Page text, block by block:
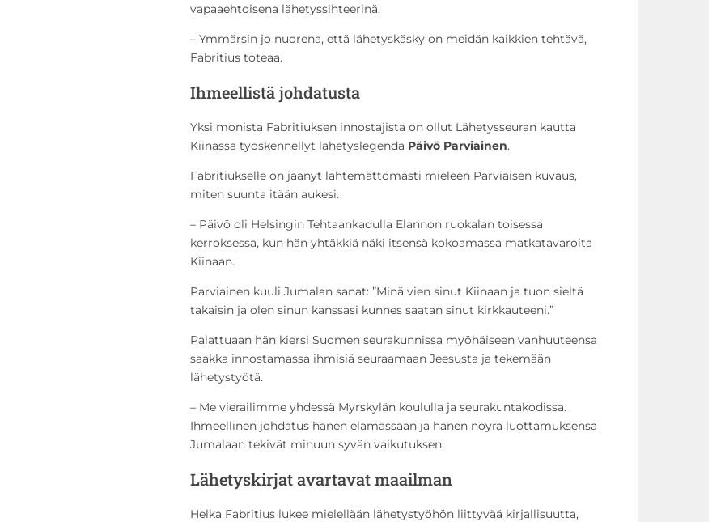
vapaaehtoisena lähetyssihteerinä.
– Ymmärsin jo nuorena, että lähetyskäsky on meidän kaikkien tehtävä,
Fabritius toteaa.
Ihmeellistä johdatusta
Yksi monista Fabritiuksen innostajista on ollut Lähetysseuran kautta
Kiinassa työskennellyt lähetyslegenda Päivö Parviainen.
Fabritiukselle on jäänyt lähtemättömästi mieleen Parviaisen kuvaus,
miten suunta itään aukesi.
– Päivö oli Helsingin Tehtaankadulla Elannon ruokalan toisessa
kerroksessa, kun hän yhtäkkiä näki itsensä kokoamassa matkatavaroita
Kiinaan.
Parviainen kuuli Jumalan sanat: ”Minä vien sinut Kiinaan ja tuon sieltä
takaisin ja olen sinun kanssasi kunnes saatan sinut kirkkauteeni.”
Palattuaan hän kiersi Suomen seurakunnissa myöhäiseen vanhuuteensa
saakka innostamassa ihmisiä seuraamaan Jeesusta ja tekemään
lähetystyötä.
– Me vierailimme yhdessä Myrskylän koululla ja seurakuntakodissa.
Ihmeellinen johdatus hänen elämässään ja hänen nöyrä luottamuksensa
Jumalaan tekivät minuun syvän vaikutuksen.
Lähetyskirjat avartavat maailman
Helka Fabritius lukee mielellään lähetystyöhön liittyvää kirjallisuutta,